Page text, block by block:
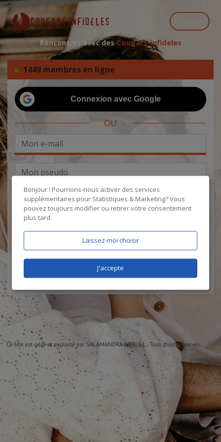
Rencontres avec desCougars-infideles
1449 membres en ligne
Connexion avec Google
OU
certifie être âgé de plus de 18 ans
Bonjour ! Pourrions-nous activer des services
supplémentaires pour Statistiques & Marketing? Vous
pouvez toujours modifier ou retirer votre consentement
plus tard.
Laissez-moi choisir
J'accepte